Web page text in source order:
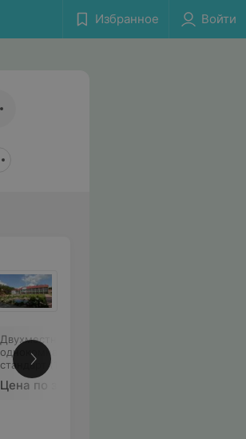
Избранное Войти
Двухместный
однокомнатный номер
стандарт (10 дней) для
граждан РБ
Цена по запросу